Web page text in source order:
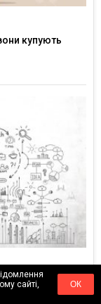
купують
ціннісна
сайті,
ОК